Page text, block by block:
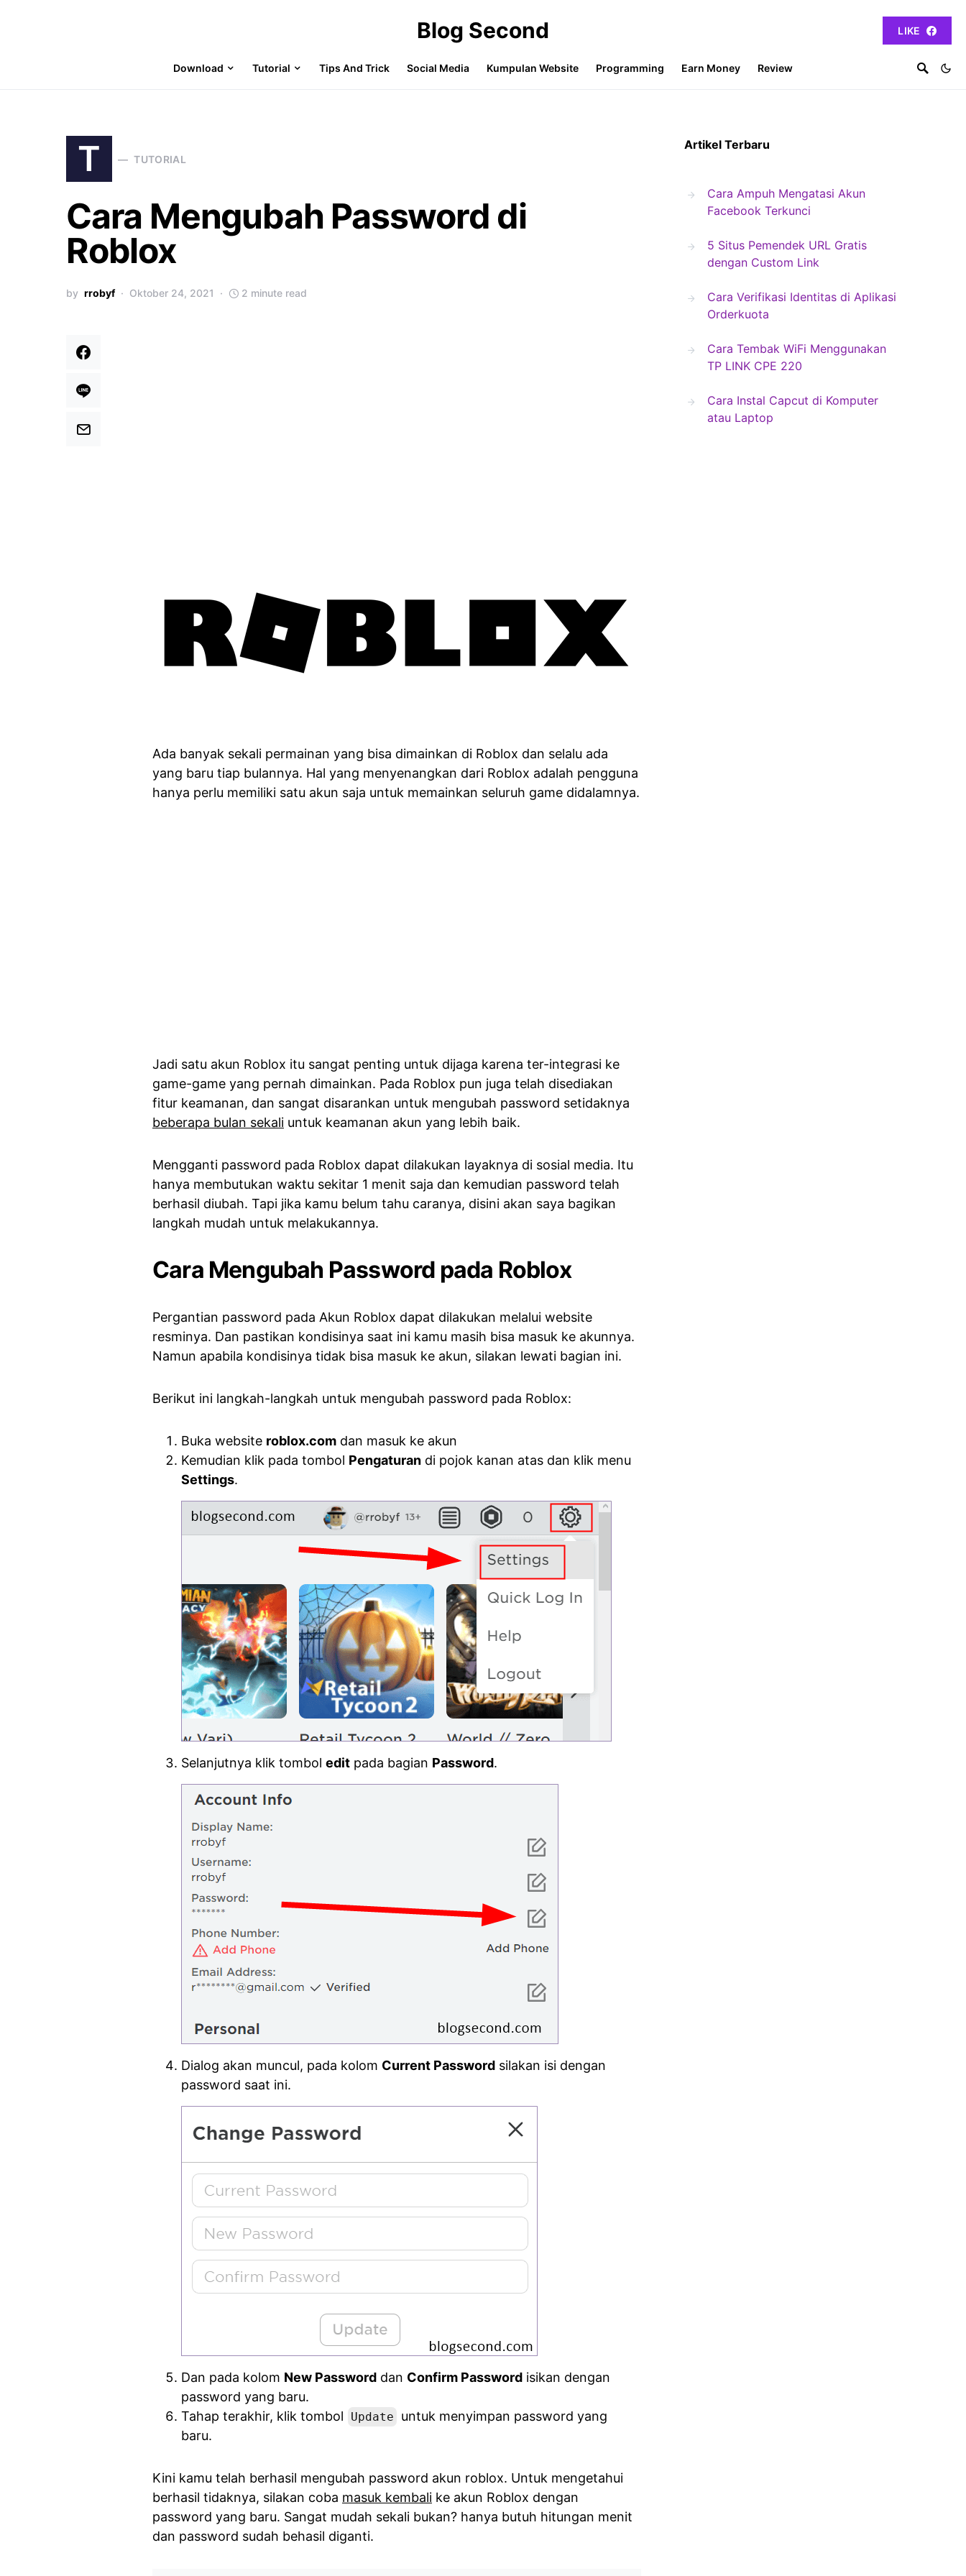
Blog Second LIKE
Download Tutorial Tips And Trick Social Media Kumpulan Website Programming Earn Money Review
T TUTORIAL
Cara Mengubah Password di
Roblox
by rrobyf Oktober 24, 2021 2 minute read
Ada banyak sekali permainan yang bisa dimainkan di Roblox dan selalu ada
yang baru tiap bulannya. Hal yang menyenangkan dari Roblox adalah pengguna
hanya perlu memiliki satu akun saja untuk memainkan seluruh game didalamnya.
Jadi satu akun Roblox itu sangat penting untuk dijaga karena ter-integrasi ke
game-game yang pernah dimainkan. Pada Roblox pun juga telah disediakan
fitur keamanan, dan sangat disarankan untuk mengubah password setidaknya
beberapa bulan sekali untuk keamanan akun yang lebih baik.
Mengganti password pada Roblox dapat dilakukan layaknya di sosial media. Itu
hanya membutukan waktu sekitar 1 menit saja dan kemudian password telah
berhasil diubah. Tapi jika kamu belum tahu caranya, disini akan saya bagikan
langkah mudah untuk melakukannya.
Cara Mengubah Password pada Roblox
Pergantian password pada Akun Roblox dapat dilakukan melalui website
resminya. Dan pastikan kondisinya saat ini kamu masih bisa masuk ke akunnya.
Namun apabila kondisinya tidak bisa masuk ke akun, silakan lewati bagian ini.
Berikut ini langkah-langkah untuk mengubah password pada Roblox:
Buka website roblox.com dan masuk ke akun
Kemudian klik pada tombol Pengaturan di pojok kanan atas dan klik menu
Settings.
Selanjutnya klik tombol edit pada bagian Password.
Dialog akan muncul, pada kolom Current Password silakan isi dengan
password saat ini.
Dan pada kolom New Password dan Confirm Password isikan dengan
password yang baru.
Tahap terakhir, klik tombol
Update
untuk menyimpan password yang
baru.
Kini kamu telah berhasil mengubah password akun roblox. Untuk mengetahui
berhasil tidaknya, silakan coba masuk kembali ke akun Roblox dengan
password yang baru. Sangat mudah sekali bukan? hanya butuh hitungan menit
dan password sudah behasil diganti.
Artikel Terbaru
Cara Ampuh Mengatasi Akun
Facebook Terkunci
5 Situs Pemendek URL Gratis
dengan Custom Link
Cara Verifikasi Identitas di Aplikasi
Orderkuota
Cara Tembak WiFi Menggunakan
TP LINK CPE 220
Cara Instal Capcut di Komputer
atau Laptop